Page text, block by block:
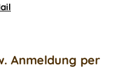
Anmeldung per